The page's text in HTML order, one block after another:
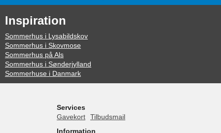
Inspiration
Sommerhus i Lysabildskov
Sommerhus i Skovmose
Sommerhus på Als
Sommerhus i Sønderjylland
Sommerhuse i Danmark
Services
Gavekort
Tilbudsmail
Information